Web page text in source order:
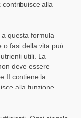
contribuisce alla
a questa formula
o fasi della vita può
utili. La
deve essere
II contiene la
alla funzione